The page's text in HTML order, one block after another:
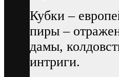
Кубки –
пиры –
дамы,
интриги.